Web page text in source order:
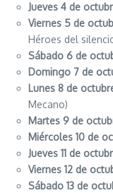
Jueves 4 de
Viernes 5 de
Héroes del
Sábado 6 de
Domingo 7 de
Lunes 8 de
Mecano)
Martes 9 de
Miércoles 10 de
Jueves 11 de
Viernes 12 de
Sábado 13 de